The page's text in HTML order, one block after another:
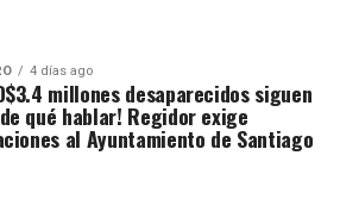
4 días ago
millones desaparecidos siguen
qué hablar! Regidor exige
al Ayuntamiento de Santiago